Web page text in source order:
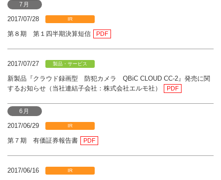
7月
2017/07/28 IR
第８期 第１四半期決算短信 PDF
2017/07/27 製品・サービス
新製品『クラウド録画型 防犯カメラ QBiC CLOUD CC-2』発売に関
するお知らせ（当社連結子会社：株式会社エルモ社）
PDF
6月
2017/06/29 IR
第７期 有価証券報告書 PDF
2017/06/16 IR